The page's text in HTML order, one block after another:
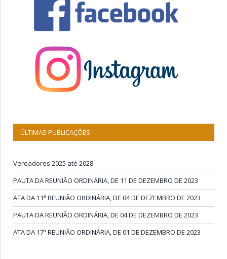
ÚLTIMAS PUBLICAÇÕES
Vereadores 2025 até 2028
PAUTA DA REUNIÃO ORDINÁRIA, DE 11 DE DEZEMBRO DE 2023
ATA DA 11ª REUNIÃO ORDINÁRIA, DE 04 DE DEZEMBRO DE 2023
PAUTA DA REUNIÃO ORDINÁRIA, DE 04 DE DEZEMBRO DE 2023
ATA DA 17ª REUNIÃO ORDINÁRIA, DE 01 DE DEZEMBRO DE 2023